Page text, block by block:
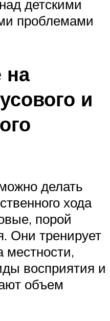
детскими
проблемами
на
и
делать
хода
порой
Они тренирует
местности,
восприятия и
объем